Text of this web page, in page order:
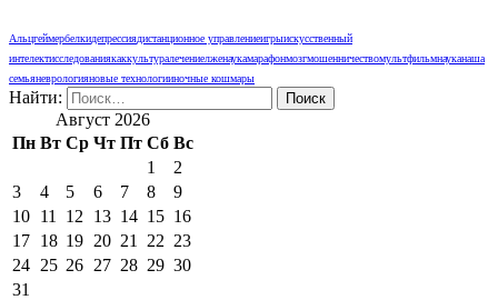
Альцгеймербелкидепрессиядистанционное управлениеигрыискусственный
интелектисследованиякаккультуралечениелженаукамарафонмозгмошенничествомультфильмнауканаша
семьяневрологияновые технологииночные кошмары
Найти:
Август 2026
Пн Вт Ср Чт Пт Сб Вс
1
2
3
4 5 6 7 8
9
10 11 12 13 14 15 16
17 18 19 20 21 22 23
24 25 26 27 28 29 30
31